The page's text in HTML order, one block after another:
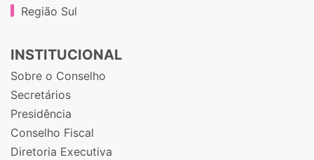
Região Sul
INSTITUCIONAL
Sobre o Conselho
Secretários
Presidência
Conselho Fiscal
Diretoria Executiva